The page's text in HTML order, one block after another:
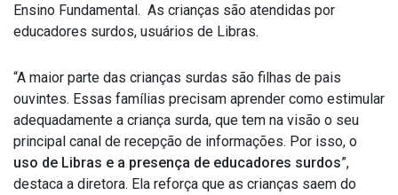
Ensino Fundamental. As crianças são atendidas por
educadores surdos, usuários de Libras.
“A maior parte das crianças surdas são filhas de pais
ouvintes. Essas famílias precisam aprender como estimular
adequadamente a criança surda, que tem na visão o seu
principal canal de recepção de informações. Por isso, o
uso de Libras e a presença de educadores surdos”,
destaca a diretora. Ela reforça que as crianças saem do